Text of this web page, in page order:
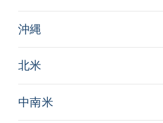
沖縄
北米
中南米